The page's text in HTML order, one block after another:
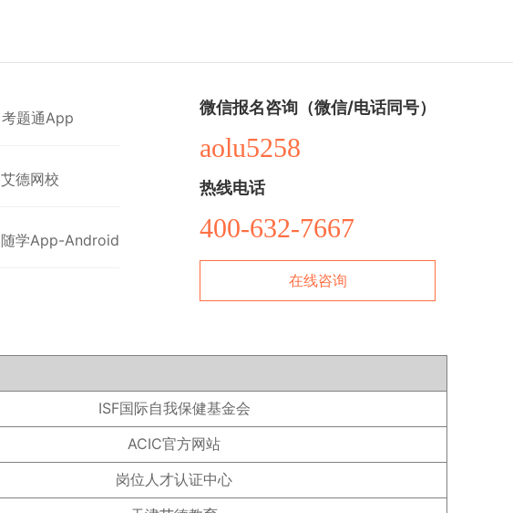
考题通App
艾德网校
随学App-Android
微信报名咨询（微信/电话同号）
aolu5258
热线电话
400-632-7667
在线咨询
ISF国际自我保健基金会
ACIC官方网站
岗位人才认证中心